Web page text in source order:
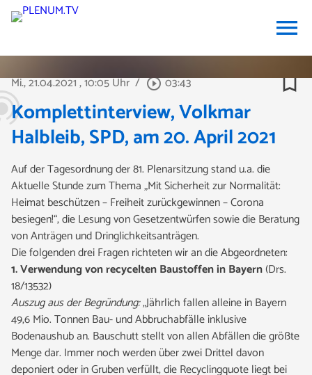
menu
Mi., 21.04.2021, 10:05 Uhr / play_circle_outline03:43 bookmark_border
Komplettinterview, Volkmar
Halbleib, SPD, am 20. April 2021
Auf der Tagesordnung der 81. Plenarsitzung stand u.a. die
Aktuelle Stunde zum Thema „Mit Sicherheit zur Normalität:
Heimat beschützen – Freiheit zurückgewinnen – Corona
besiegen!“, die Lesung von Gesetzentwürfen sowie die Beratung
von Anträgen und Dringlichkeitsanträgen.
Die folgenden drei Fragenrichteten wir an die Abgeordneten:
1. Verwendung von recycelten Baustoffen in Bayern(Drs.
18/13532)
Auszug aus der Begründung:„Jährlich fallen alleine in Bayern
49,6 Mio. Tonnen Bau- und Abbruchabfälle inklusive
Bodenaushub an. Bauschutt stellt von allen Abfällen die größte
Menge dar. Immer noch werden über zwei Drittel davon
deponiert oder in Gruben verfüllt, die Recyclingquote liegt bei